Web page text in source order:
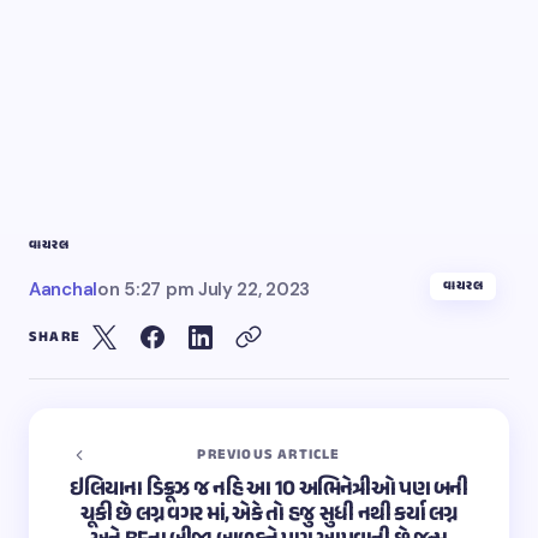
વાયરલ
Aanchalon 5:27 pm July 22, 2023 વાયરલ
SHARE
PREVIOUS ARTICLE
ઇલિયાના ડિક્રૂઝ જ નહિ આ 10 અભિનેત્રીઓ પણ બની
ચૂકી છે લગ્ન વગર માં, એકે તો હજુ સુધી નથી કર્યા લગ્ન